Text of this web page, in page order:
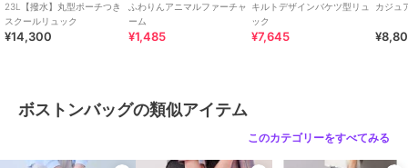
23L【撥水】丸型ポーチつき
スクールリュック
¥14,300
ふわりんアニマルファーチャ
ーム
¥1,485
キルトデザインバケツ型リュ
ック
¥7,645
カジュ
ボストンバッグの類似アイテム
このカテゴリーをすべてみる